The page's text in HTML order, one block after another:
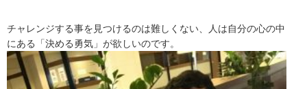
チャレンジする事を見つけるのは難しくない、人は自分の心の中
にある「決める勇気」が欲しいのです。